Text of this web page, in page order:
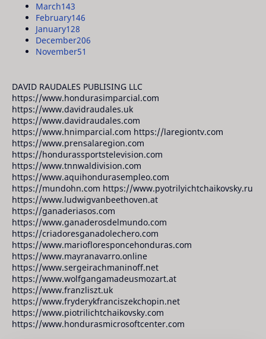
March143
February146
January128
December206
November51
DAVID RAUDALES PUBLISING LLC
https://www.hondurasimparcial.com
https://www.davidraudales.uk
https://www.davidraudales.com
https://www.hnimparcial.com https://laregiontv.com
https://www.prensalaregion.com
https://hondurassportstelevision.com
https://www.tnnwaldivision.com
https://www.aquihondurasempleo.com
https://mundohn.com https://www.pyotrilyichtchaikovsky.ru
https://www.ludwigvanbeethoven.at
https://ganaderiasos.com
https://www.ganaderosdelmundo.com
https://criadoresganadolechero.com
https://www.mariofloresponcehonduras.com
https://www.mayranavarro.online
https://www.sergeirachmaninoff.net
https://www.wolfgangamadeusmozart.at
https://www.franzliszt.uk
https://www.fryderykfranciszekchopin.net
https://www.piotrilichtchaikovsky.com
https://www.hondurasmicrosoftcenter.com